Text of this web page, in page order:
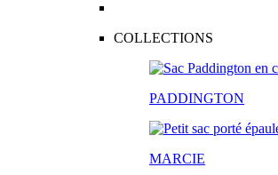
COLLECTIONS
PADDINGTON
MARCIE